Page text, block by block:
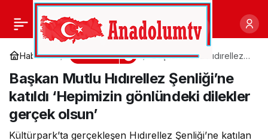
Haberler Gündem
Başkan Mutlu Hıdırellez
‘Hepimizin gönlündeki
dilekler gerçek olsun’
Başkan Mutlu Hıdırellez Şenliği’ne
katıldı ‘Hepimizin gönlündeki dilekler
gerçek olsun’
Kültürpark’ta gerçekleşen Hıdırellez Şenliği’ne katılan
Çorlu Belediyesi Hibe
Projesi İçin İmzalar Atıldı
Paylaş